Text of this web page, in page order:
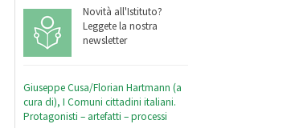
Novità all'Istituto?
Leggete la nostra
newsletter
Giuseppe Cusa/Florian Hartmann (a
cura di), I Comuni cittadini italiani.
Protagonisti – artefatti – processi